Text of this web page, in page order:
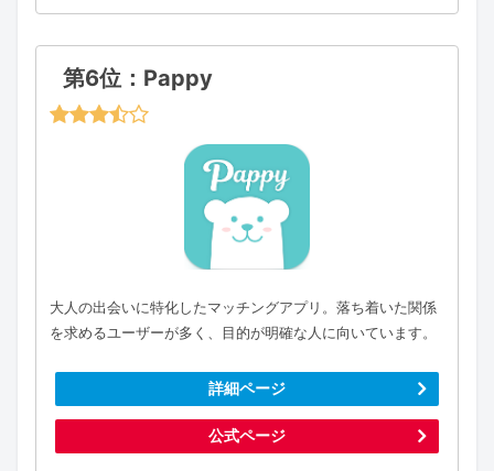
第6位：Pappy
大人の出会いに特化したマッチングアプリ。落ち着いた関係
を求めるユーザーが多く、目的が明確な人に向いています。
詳細ページ
公式ページ